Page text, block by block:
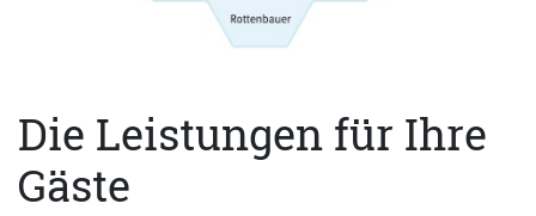
Die Leistungen für Ihre
Gäste